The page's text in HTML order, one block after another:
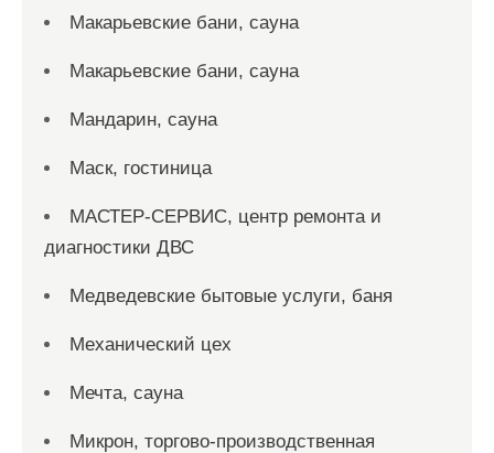
Макарьевские бани, сауна
Макарьевские бани, сауна
Мандарин, сауна
Маск, гостиница
МАСТЕР-СЕРВИС, центр ремонта и
диагностики ДВС
Медведевские бытовые услуги, баня
Механический цех
Мечта, сауна
Микрон, торгово-производственная